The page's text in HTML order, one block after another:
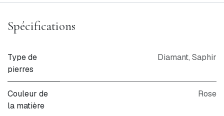
Spécifications
Type de
pierres
Diamant, Saphir
Couleur de
la matière
Rose